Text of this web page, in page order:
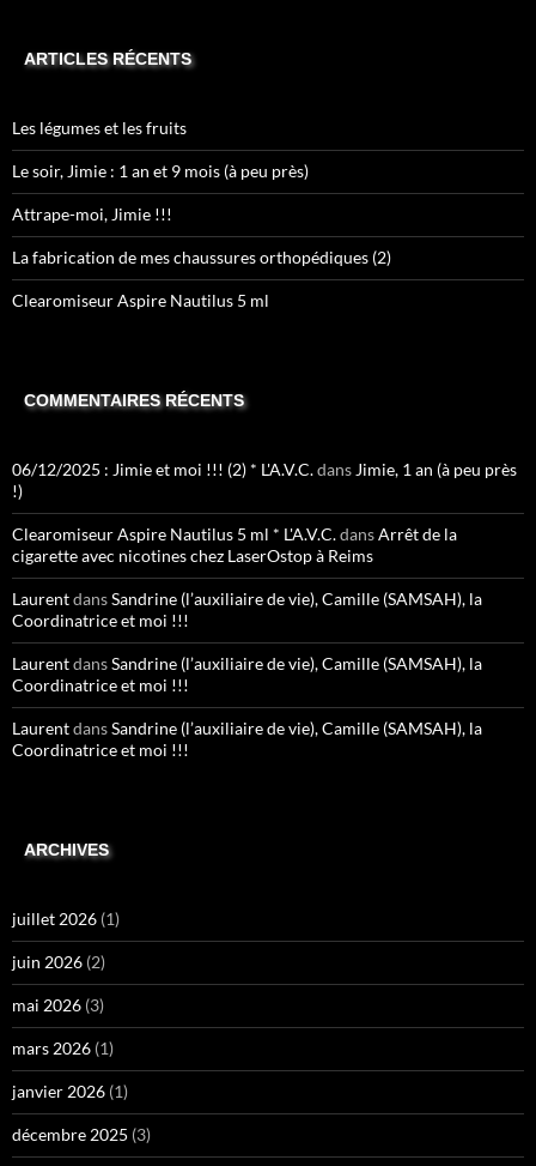
ARTICLES RÉCENTS
Les légumes et les fruits
Le soir, Jimie : 1 an et 9 mois (à peu près)
Attrape-moi, Jimie !!!
La fabrication de mes chaussures orthopédiques (2)
Clearomiseur Aspire Nautilus 5 ml
COMMENTAIRES RÉCENTS
06/12/2025 : Jimie et moi !!! (2) * L'A.V.C.dans Jimie, 1 an (à peu près
!)
Clearomiseur Aspire Nautilus 5 ml * L'A.V.C.dansArrêt de la
cigarette avec nicotines chez LaserOstop à Reims
LaurentdansSandrine (l’auxiliaire de vie), Camille (SAMSAH), la
Coordinatrice et moi !!!
LaurentdansSandrine (l’auxiliaire de vie), Camille (SAMSAH), la
Coordinatrice et moi !!!
LaurentdansSandrine (l’auxiliaire de vie), Camille (SAMSAH), la
Coordinatrice et moi !!!
ARCHIVES
juillet 2026 (1)
juin 2026 (2)
mai 2026 (3)
mars 2026 (1)
janvier 2026 (1)
décembre 2025 (3)